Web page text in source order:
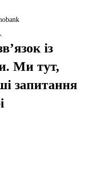
із
Ми тут,
запитання